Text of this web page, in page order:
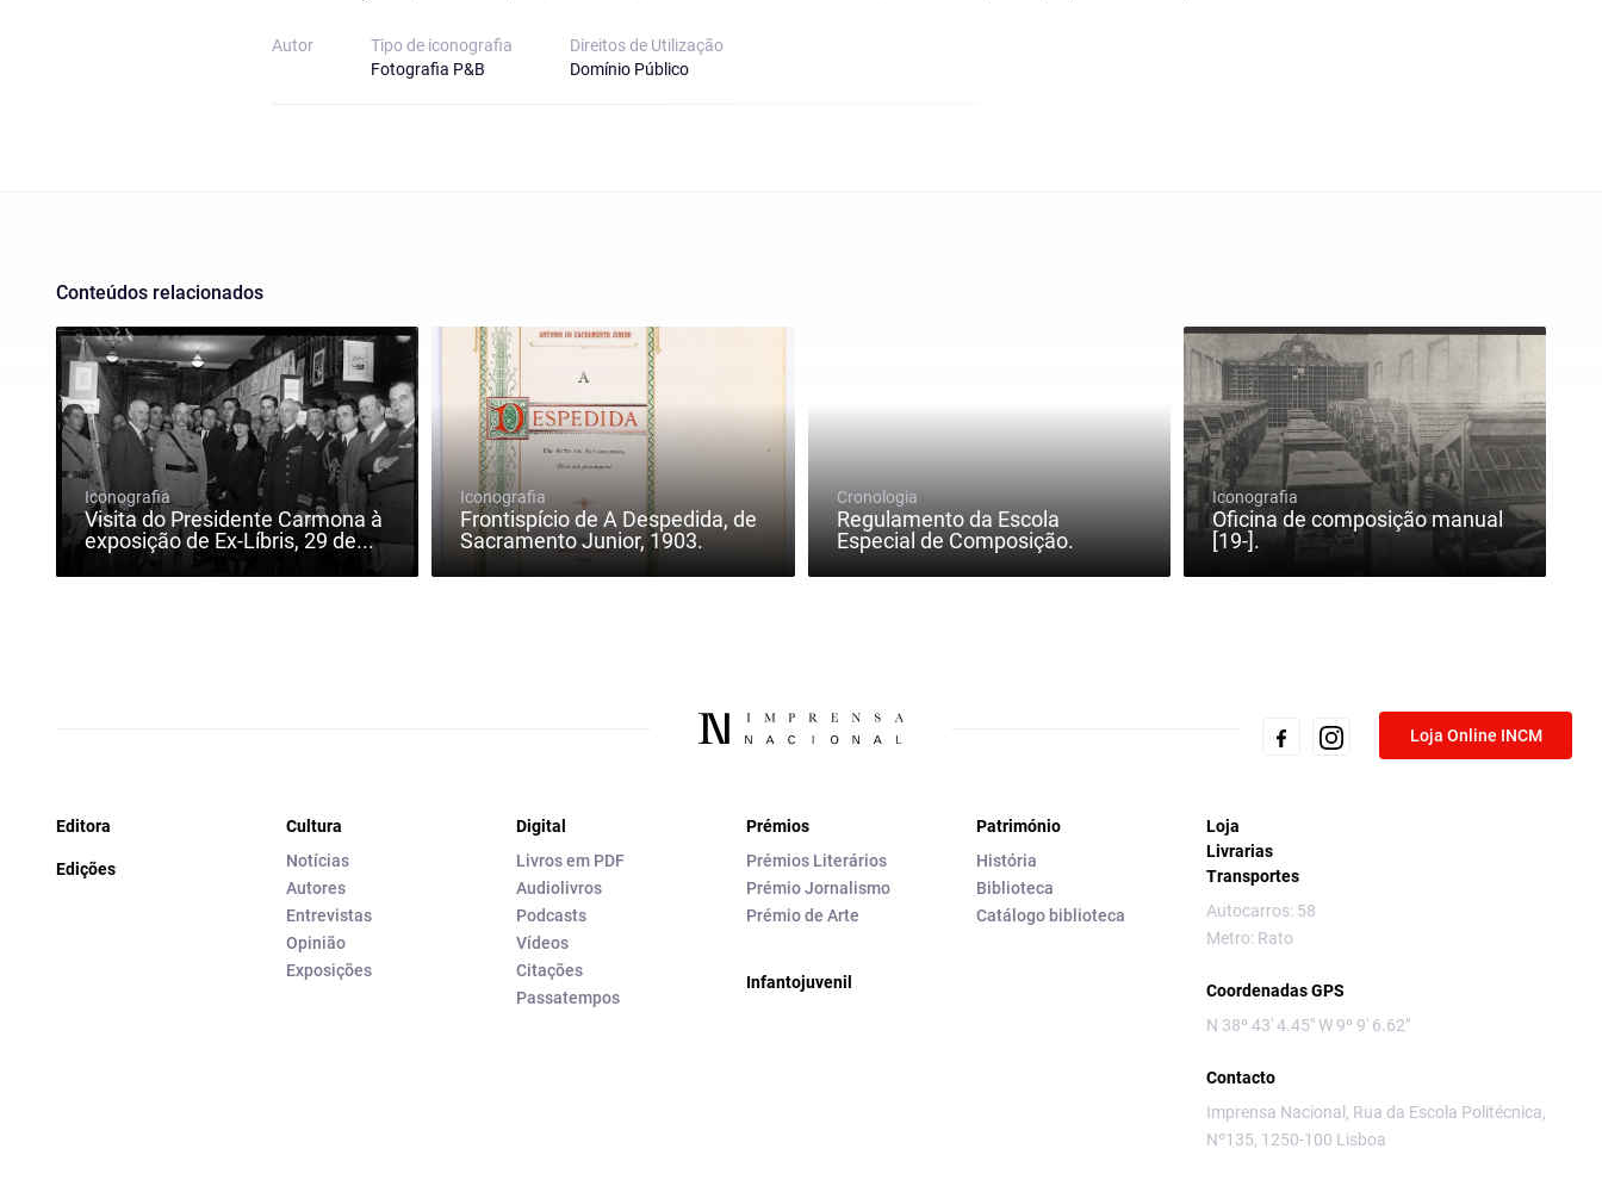
Autor
Tipo de iconografia
Fotografia P&B
Direitos de Utilização
Domínio Público
Conteúdos relacionados
Iconografia
Visita do Presidente Carmona à
exposição de Ex-Líbris, 29 de...
Iconografia
Frontispício de A Despedida, de
Sacramento Junior, 1903.
Cronologia
Regulamento da Escola
Especial de Composição.
Iconografia
Oficina de composição manual
[19-].
Loja Online INCM
Editora
Edições
Cultura
Notícias
Autores
Entrevistas
Opinião
Exposições
Digital
Livros em PDF
Audiolivros
Podcasts
Vídeos
Citações
Passatempos
Prémios
Prémios Literários
Prémio Jornalismo
Prémio de Arte
Infantojuvenil
Património
História
Biblioteca
Catálogo biblioteca
Loja
Livrarias
Transportes
Autocarros: 58
Metro: Rato
Coordenadas GPS
N 38º 43' 4.45" W 9º 9' 6.62"
Contacto
Imprensa Nacional, Rua da Escola Politécnica,
Nº135, 1250-100 Lisboa